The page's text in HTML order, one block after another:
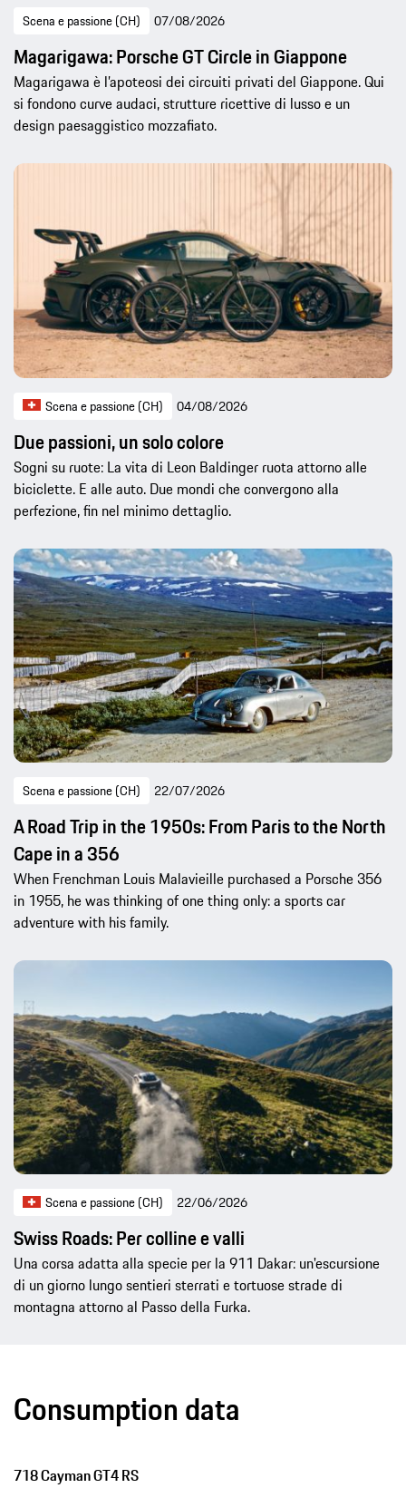
Scena e passione (CH) 07/08/2026
Magarigawa: Porsche GT Circle in Giappone
Magarigawa è l’apoteosi dei circuiti privati del Giappone. Qui
si fondono curve audaci, strutture ricettive di lusso e un
design paesaggistico mozzafiato.
Scena e passione (CH) 04/08/2026
Due passioni, un solo colore
Sogni su ruote: La vita di Leon Baldinger ruota attorno alle
biciclette. E alle auto. Due mondi che convergono alla
perfezione, fin nel minimo dettaglio.
Scena e passione (CH) 22/07/2026
A Road Trip in the 1950s: From Paris to the North
Cape in a 356
When Frenchman Louis Malavieille purchased a Porsche 356
in 1955, he was thinking of one thing only: a sports car
adventure with his family.
Scena e passione (CH) 22/06/2026
Swiss Roads: Per colline e valli
Una corsa adatta alla specie per la 911 Dakar: un'escursione
di un giorno lungo sentieri sterrati e tortuose strade di
montagna attorno al Passo della Furka.
Consumption data
718 Cayman GT4 RS